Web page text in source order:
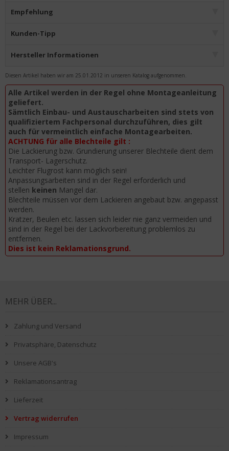
Empfehlung
Kunden-Tipp
Hersteller Informationen
Diesen Artikel haben wir am 25.01.2012 in unseren Katalog aufgenommen.
Alle Artikel werden in der Regel ohne Montageanleitung
geliefert.
Sämtlich Einbau- und Austauscharbeiten sind stets von
qualifiziertem Fachpersonal durchzuführen, dies gilt
auch für vermeintlich einfache Montagearbeiten.
ACHTUNG für alle Blechteile gilt :
Die Lackierung bzw. Grundierung unserer Blechteile dient dem
Transport- Lagerschutz.
Leichter Flugrost kann möglich sein!
Anpassungsarbeiten sind in der Regel erforderlich und
stellen keinen Mangel dar.
Blechteile müssen vor dem Lackieren angebaut bzw. angepasst
werden.
Kratzer, Beulen etc. lassen sich leider nie ganz vermeiden und
sind in der Regel bei der Lackvorbereitung problemlos zu
entfernen.
Dies ist kein Reklamationsgrund.
MEHR ÜBER...
Zahlung und Versand
Privatsphäre, Datenschutz
Unsere AGB's
Reklamationsantrag
Lieferzeit
Vertrag widerrufen
Impressum